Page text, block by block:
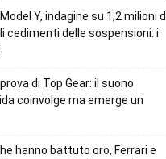
Y, indagine su 1,2 milioni
cedimenti delle sospensioni: i
di Top Gear: il suono
coinvolge ma emerge un
hanno battuto oro, Ferrari e